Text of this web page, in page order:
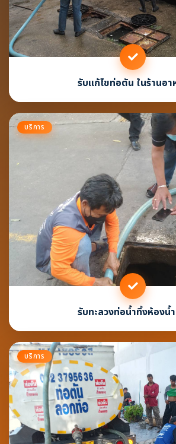
รับแก้ไขท่อตัน ในร้านอา
บริการ
รับทะลวงท่อน้ำทิ้งห้องน้
บริการ